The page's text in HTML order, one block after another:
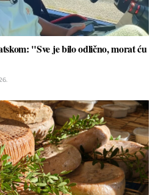
"Sve je bilo odlično, morat ću